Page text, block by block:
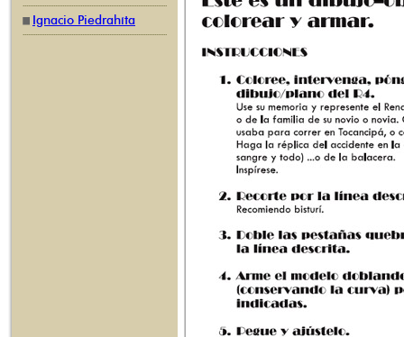
Ignacio Piedrahíta